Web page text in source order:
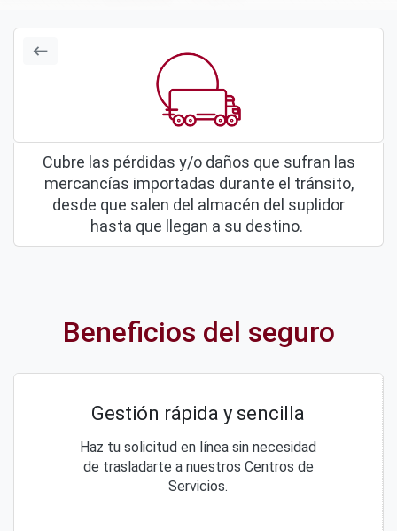
keyboard_backspace
Cubre las pérdidas y/o daños que sufran las
mercancías importadas durante el tránsito,
desde que salen del almacén del suplidor
hasta que llegan a su destino.
Beneficios del seguro
Gestión rápida y sencilla
Haz tu solicitud en línea sin necesidad
de trasladarte a nuestros Centros de
Servicios.